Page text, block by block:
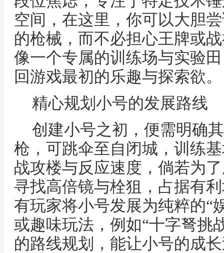
空间，在这里，你可以大胆
的枪械，而不必担心王牌或
像一个专属的训练场与实验
回游戏最初的乐趣与探索欲。
精心规划小号的发展路线
创建小号之初，便需明确
枪，可跳伞至自闭城，训练
战攻楼与反应速度，倘若为
寻找高倍镜与栓狙，占据有
有玩家将小号发展为纯粹的“
或趣味玩法，例如“十字弩挑
的路线规划，能让小号的成